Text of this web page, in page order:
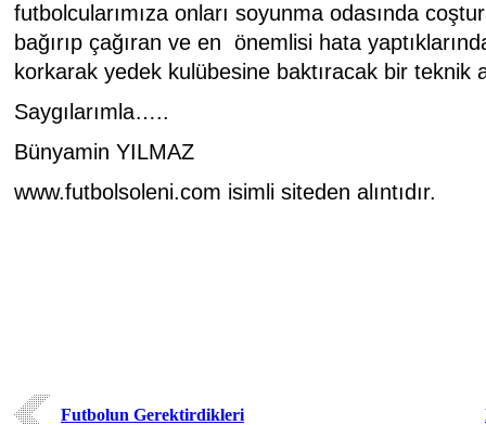
futbolcularımıza onları soyunma odasında
bağırıp çağıran ve en önemlisi hata
korkarak yedek kulübesine baktıracak bir teknik
Saygılarımla…..
Bünyamin YILMAZ
www.futbolsoleni.com isimli siteden alıntıdır.
Futbolun Gerektirdikleri